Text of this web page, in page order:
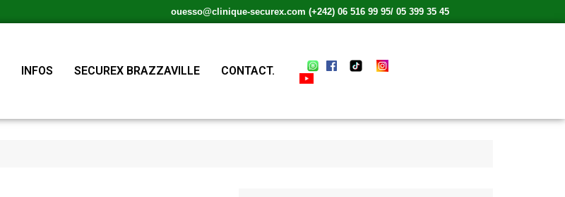
ouesso@clinique-securex.com (+242) 06 516 99 95/ 05 399 35 45
INFOS SECUREX BRAZZAVILLE CONTACT.